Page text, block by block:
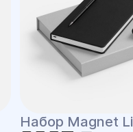
Набор Magnet